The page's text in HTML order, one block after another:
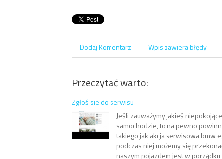
Dodaj Komentarz Wpis zawiera błędy
Przeczytać warto:
Zgłoś sie do serwisu
Jeśli zauważymy jakieś
samochodzie, to na pewno
takiego jak akcja serwisowa bmw
podczas niej możemy się
naszym pojazdem jest w porządku